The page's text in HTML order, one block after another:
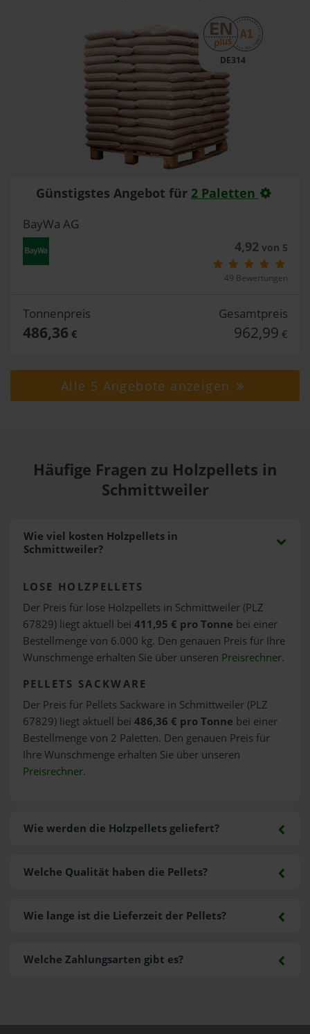
DE314
Günstigstes Angebot für 2 Paletten
BayWa AG
4,92von 5
49 Bewertungen
Tonnenpreis
486,36 €
Gesamtpreis
962,99 €
Alle 5 Angebote anzeigen
Häufige Fragen zu Holzpellets in
Schmittweiler
Wie viel kosten Holzpellets in
Schmittweiler?
LOSE HOLZPELLETS
Der Preis für lose Holzpellets in Schmittweiler (PLZ
67829) liegt aktuell bei 411,95 € pro Tonne bei einer
Bestellmenge von 6.000 kg. Den genauen Preis für Ihre
Wunschmenge erhalten Sie über unseren Preisrechner.
PELLETS SACKWARE
Der Preis für Pellets Sackware in Schmittweiler (PLZ
67829) liegt aktuell bei 486,36 € pro Tonne bei einer
Bestellmenge von 2 Paletten. Den genauen Preis für
Ihre Wunschmenge erhalten Sie über unseren
Preisrechner.
Wie werden die Holzpellets geliefert?
Welche Zahlungsarten gibt es?
Welche Qualität haben die Pellets?
Wie lange ist die Lieferzeit der Pellets?